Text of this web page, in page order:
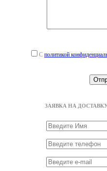
С политикой
ЗАЯВКА НА